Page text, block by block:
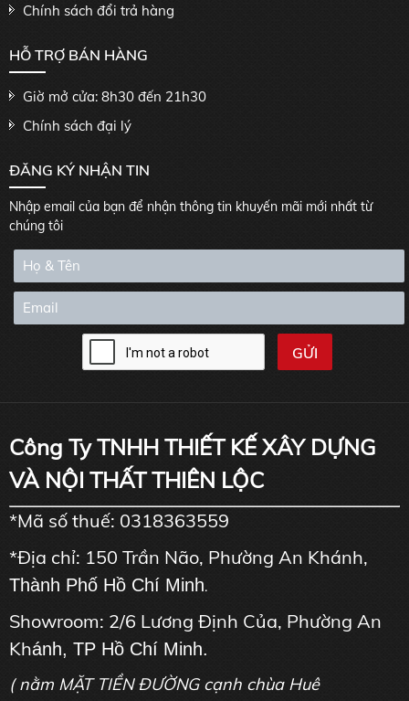
Chính sách đổi trả hàng
HỖ TRỢ BÁN HÀNG
Giờ mở cửa: 8h30 đến 21h30
Chính sách đại lý
ĐĂNG KÝ NHẬN TIN
Nhập email của bạn để nhận thông tin khuyến mãi mới nhất từ
chúng tôi
Công Ty TNHH THIẾT KẾ XÂY DỰNG
VÀ NỘI THẤT THIÊN LỘC
*Mã số thuế: 0318363559
*Địa chỉ: 150 Trần Não, Phường An Khánh,
Thành Phố Hồ Chí Minh.
Showroom: 2/6 Lương Định Của, Phường An
Khánh, TP Hồ Chí Minh.
( nằm MẶT TIỀN ĐƯỜNG cạnh chùa Huê